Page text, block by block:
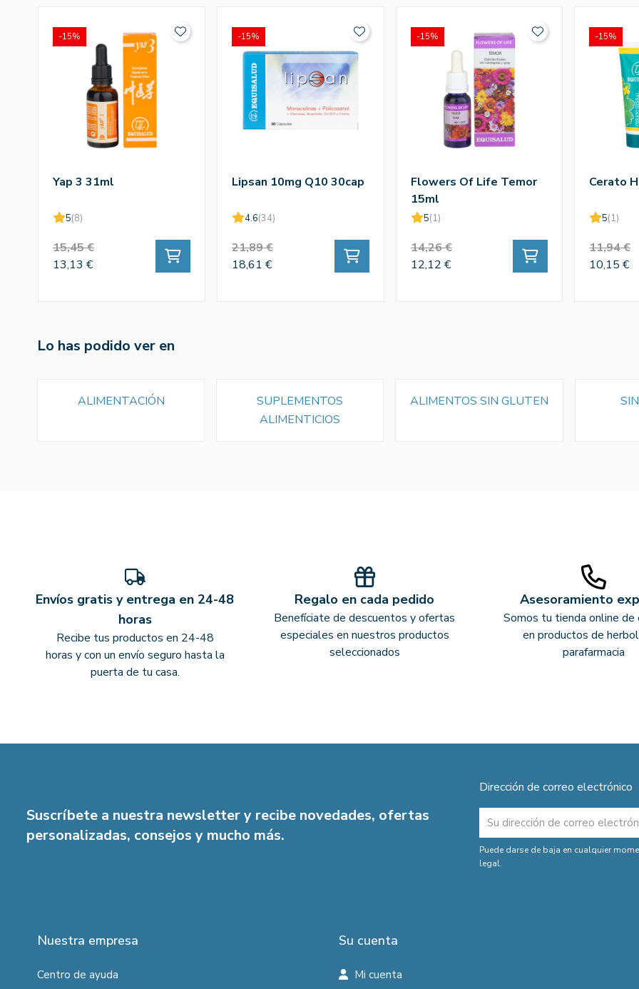
Yap 3 31ml
5(8)
15,45 €
13,13 €
-15%
Lipsan 10mg Q10 30cap
4.6(34)
21,89 €
18,61 €
-15%
Flowers Of Life Temor
15ml
5(1)
14,26 €
12,12 €
-15%
Cerato
5(1)
11,94 €
10,15 €
-15%
Lo has podido ver en
ALIMENTACIÓN
SUPLEMENTOS
ALIMENTICIOS
ALIMENTOS SIN GLUTEN
Envíos gratis y entrega en 24-48
horas
Recibe tus productos en 24-48
horas y con un envío seguro hasta la
puerta de tu casa.
Regalo en cada pedido
Benefíciate de descuentos y ofertas
especiales en nuestros productos
seleccionados
Asesoramiento
Somos tu tienda online de
en productos de
parafarmacia
Suscríbete a nuestra newsletter y recibe novedades, ofertas
personalizadas, consejos y mucho más.
Dirección de correo electrónico
Puede darse de baja en cualquier
legal.
Nuestra empresa
Centro de ayuda
Su cuenta
Mi cuenta